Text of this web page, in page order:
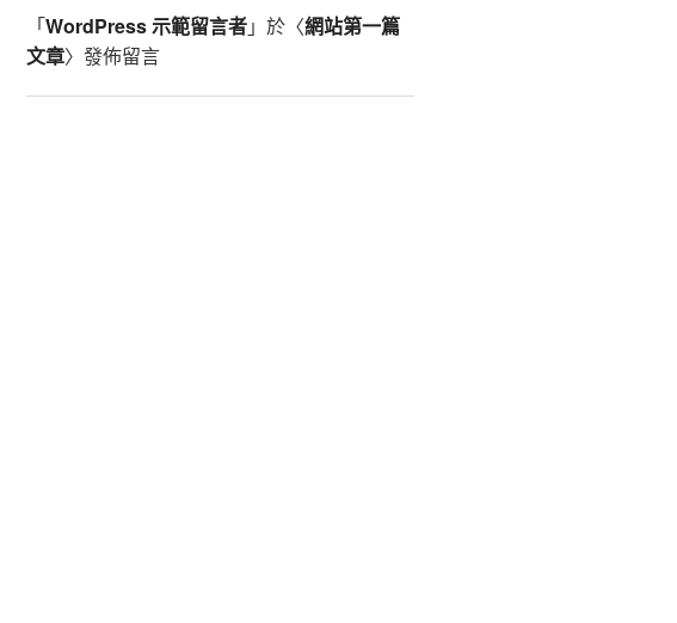
「WordPress 示範留言者」於〈網站第一篇
文章〉發佈留言